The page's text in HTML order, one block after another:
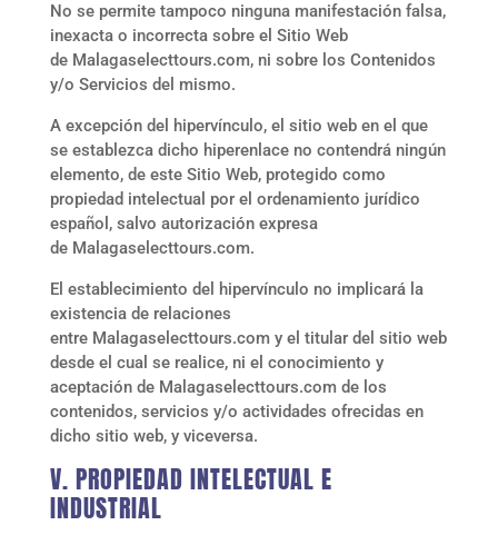
No se permite tampoco ninguna manifestación falsa,
inexacta o incorrecta sobre el Sitio Web
de Malagaselecttours.com, ni sobre los Contenidos
y/o Servicios del mismo.
A excepción del hipervínculo, el sitio web en el que
se establezca dicho hiperenlace no contendrá ningún
elemento, de este Sitio Web, protegido como
propiedad intelectual por el ordenamiento jurídico
español, salvo autorización expresa
de Malagaselecttours.com.
El establecimiento del hipervínculo no implicará la
existencia de relaciones
entre Malagaselecttours.com y el titular del sitio web
desde el cual se realice, ni el conocimiento y
aceptación de Malagaselecttours.com de los
contenidos, servicios y/o actividades ofrecidas en
dicho sitio web, y viceversa.
V. PROPIEDAD INTELECTUAL E
INDUSTRIAL